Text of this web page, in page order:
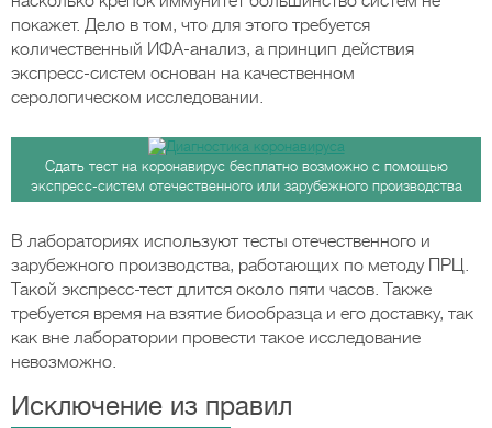
покажет. Дело в том, что для этого требуется
количественный ИФА-анализ, а принцип действия
экспресс-систем основан на качественном
серологическом исследовании.
Сдать тест на коронавирус бесплатно возможно с помощью
экспресс-систем отечественного или зарубежного производства
В лабораториях используют тесты отечественного и
зарубежного производства, работающих по методу ПРЦ.
Такой экспресс-тест длится около пяти часов. Также
требуется время на взятие биообразца и его доставку, так
как вне лаборатории провести такое исследование
невозможно.
Исключение из правил